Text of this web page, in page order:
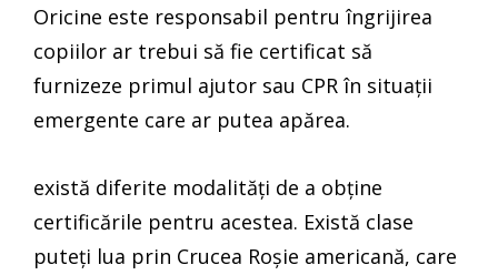
Oricine este responsabil pentru îngrijirea
copiilor ar trebui să fie certificat să
furnizeze primul ajutor sau CPR în situații
emergente care ar putea apărea.
există diferite modalități de a obține
certificările pentru acestea. Există clase
puteți lua prin Crucea Roșie americană, care